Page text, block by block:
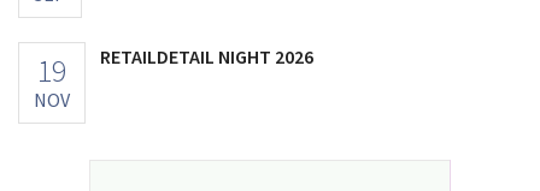
19
NOV
RETAILDETAIL NIGHT 2026